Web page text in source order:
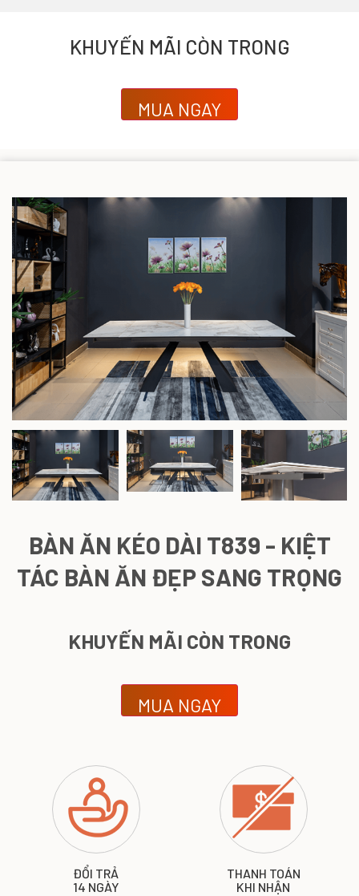
KHUYẾN MÃI CÒN TRONG
MUA NGAY
BÀN ĂN KÉO DÀI T839 - KIỆT
TÁC BÀN ĂN ĐẸP SANG TRỌNG
KHUYẾN MÃI CÒN TRONG
MUA NGAY
ĐỔI TRẢ
14 NGÀY
THANH TOÁN
KHI NHẬN